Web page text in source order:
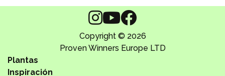
Copyright © 2026
Proven Winners Europe LTD
Plantas
Inspiración